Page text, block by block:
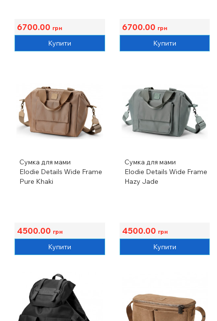
6700.00 грн
Купити
6700.00 грн
Купити
Сумка для мами
Elodie Details Wide Frame
Pure Khaki
4500.00 грн
Купити
Сумка для мами
Elodie Details Wide Frame
Hazy Jade
4500.00 грн
Купити